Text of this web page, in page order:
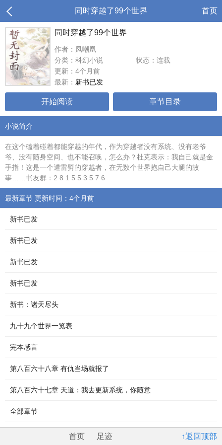
同时穿越了99个世界 首页
同时穿越了99个世界
作者：凤嘲凰
分类：科幻小说
状态：连载
更新：4个月前
最新： 新书已发
开始阅读 章节目录
小说简介
在这个磕着碰着都能穿越的年代，作为穿越者没有系统、没有老爷
爷、没有随身空间、也不能召唤，怎么办？杜克表示：我自己就是金
手指！这是一个遭雷劈的穿越者，在无数个世界抱自己大腿的故
事……书友群：2 8 1 5 5 3 5 7 6
最新章节 更新时间：4个月前
新书已发
新书已发
新书已发
新书已发
新书：诸天尽头
九十九个世界一览表
完本感言
第八百六十八章 有仇当场就报了
第八百六十七章 天道：我去更新系统，你随意
全部章节
↑返回顶部
首页 足迹